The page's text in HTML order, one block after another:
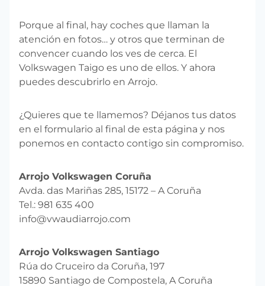
Porque al final, hay coches que llaman la
atención en fotos… y otros que terminan de
convencer cuando los ves de cerca. El
Volkswagen Taigo es uno de ellos. Y ahora
puedes descubrirlo en Arrojo.
¿Quieres que te llamemos? Déjanos tus datos
en el formulario al final de esta página y nos
ponemos en contacto contigo sin compromiso.
Arrojo Volkswagen Coruña
Avda. das Mariñas 285, 15172 – A Coruña
Tel.: 981 635 400
info@vwaudiarrojo.com
Arrojo Volkswagen Santiago
Rúa do Cruceiro da Coruña, 197
15890 Santiago de Compostela, A Coruña